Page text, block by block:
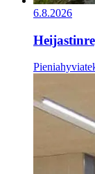
6.8.2026